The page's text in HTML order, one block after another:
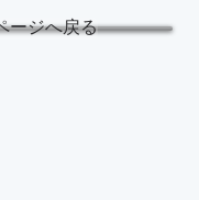
ージへ戻る